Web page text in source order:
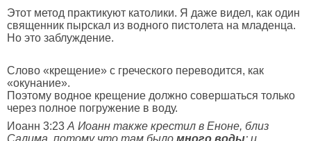
Этот метод практикуют католики. Я даже видел, как один
священник пырскал из водного пистолета на младенца.
Но это заблуждение.
Слово «крещение» с греческого переводится, как
«окунание».
Поэтому водное крещение должно совершаться только
через полное погружение в воду.
Иоанн 3:23 А Иоанн также крестил в Еноне, близ
Салима, потому что там было много воды; и